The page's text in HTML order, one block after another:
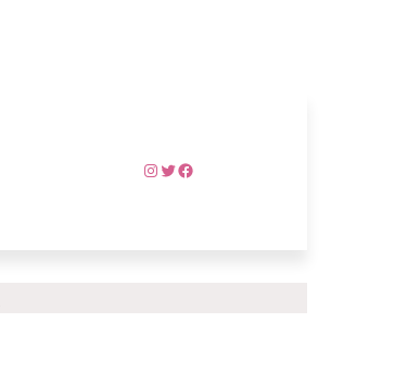
Instagram
TwitterFacebook